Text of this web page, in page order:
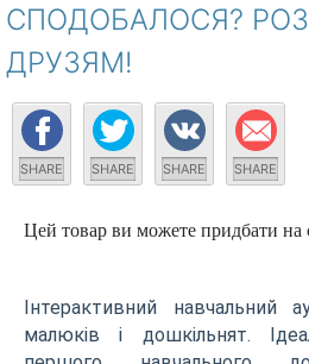
СПОДОБАЛОСЯ?
ДРУЗЯМ!
+1
SHARE
+1
SHARE
+1
SHARE
+1
SHARE
Цей товар ви можете придбати на
Інтерактивний навчальний
малюків і дошкільнят.